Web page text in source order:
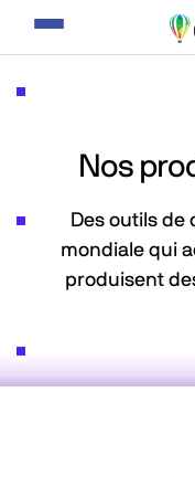
Basculer
le
Nos
Des outils
mondiale qui
produisent